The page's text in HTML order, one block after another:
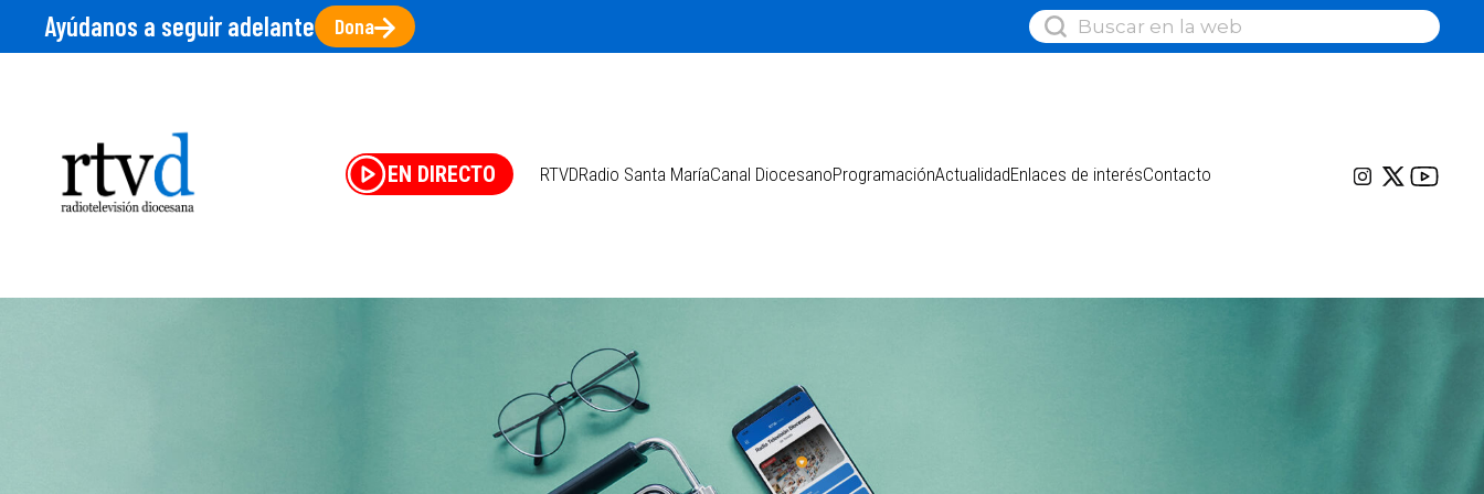
Ayúdanos a seguir adelante Dona
EN DIRECTO RTVDRadio Santa MaríaCanal DiocesanoProgramaciónActualidadEnlaces de interésContacto